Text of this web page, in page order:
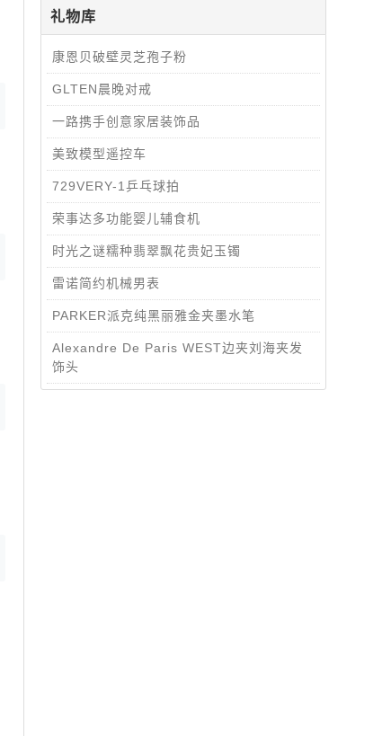
礼物库
康恩贝破壁灵芝孢子粉
GLTEN晨晚对戒
一路携手创意家居装饰品
​​​​​​​美致模型遥控车
​​​​​​​729VERY-1乒乓球拍
荣事达多功能婴儿辅食机
时光之谜糯种翡翠飘花贵妃玉镯
雷诺简约机械男表
PARKER派克纯黑丽雅金夹墨水笔
Alexandre De Paris WEST边夹刘海夹发
饰头